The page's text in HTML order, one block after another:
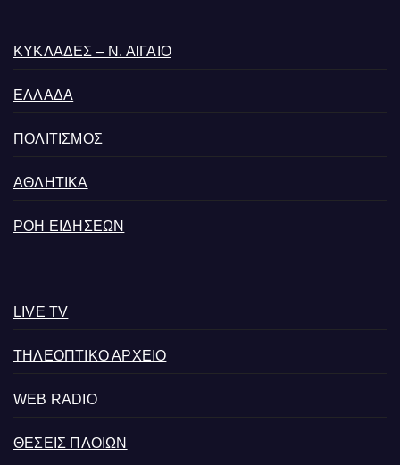
ΚΥΚΛΑΔΕΣ – Ν. ΑΙΓΑΙΟ
ΕΛΛΑΔΑ
ΠΟΛΙΤΙΣΜΟΣ
ΑΘΛΗΤΙΚΑ
ΡΟΗ ΕΙΔΗΣΕΩΝ
LIVE TV
ΤΗΛΕΟΠΤΙΚΟ ΑΡΧΕΙΟ
WEB RADIO
ΘΕΣΕΙΣ ΠΛΟΙΩΝ